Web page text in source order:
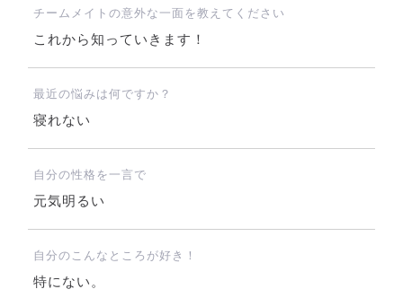
チームメイトの意外な一面を教えてください
これから知っていきます！
最近の悩みは何ですか？
寝れない
自分の性格を一言で
元気明るい
自分のこんなところが好き！
特にない。